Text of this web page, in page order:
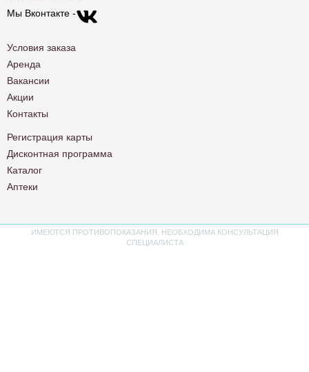
Мы Вконтакте -
Условия заказа
Аренда
Вакансии
Акции
Контакты
Регистрация карты
Дисконтная программа
Каталог
Аптеки
ИМЕЮТСЯ ПРОТИВОПОКАЗАНИЯ. НЕОБХОДИМА КОНСУЛЬТАЦИЯ
СПЕЦИАЛИСТА